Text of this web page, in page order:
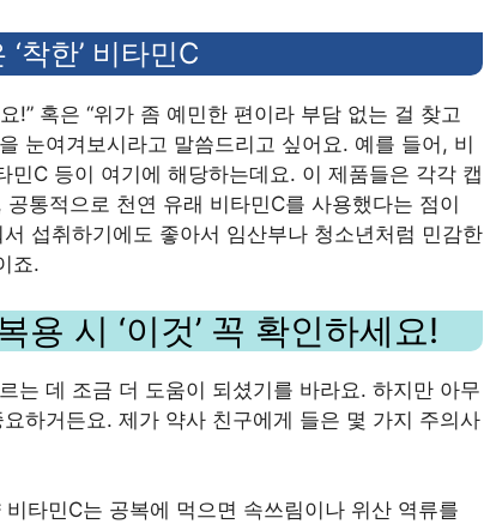
착한’ 비타민C
!” 혹은 “위가 좀 예민한 편이라 부담 없는 걸 찾고
눈여겨보시라고 말씀드리고 싶어요. 예를 들어, 비
C 등이 여기에 해당하는데요. 이 제품들은 각각 캡
통적으로 천연 유래 비타민C를 사용했다는 점이
섭취하기에도 좋아서 임산부나 청소년처럼 민감한
죠.
용 시 ‘이것’ 꼭 확인하세요!
는 데 조금 더 도움이 되셨기를 바라요. 하지만 아무
하거든요. 제가 약사 친구에게 들은 몇 가지 주의사
타민C는 공복에 먹으면 속쓰림이나 위산 역류를